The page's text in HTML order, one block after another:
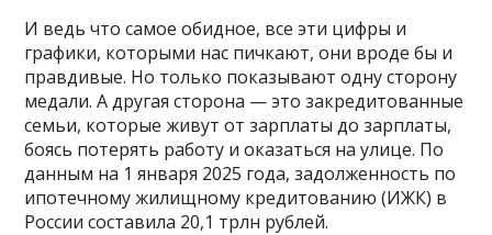
И ведь что самое обидное, все эти цифры и
графики, которыми нас пичкают, они вроде бы и
правдивые. Но только показывают одну сторону
медали. А другая сторона — это закредитованные
семьи, которые живут от зарплаты до зарплаты,
боясь потерять работу и оказаться на улице. По
данным на 1 января 2025 года, задолженность по
ипотечному жилищному кредитованию (ИЖК) в
России составила 20,1 трлн рублей.